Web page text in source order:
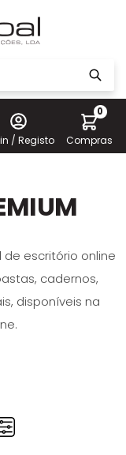
/ Registo
0
Compras
escritório online
cadernos,
disponíveis na